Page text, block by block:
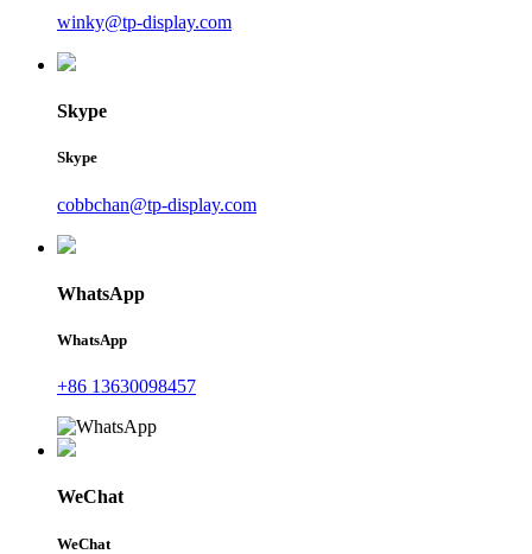
winky@tp-display.com
Skype
Skype
cobbchan@tp-display.com
WhatsApp
WhatsApp
+86 13630098457
WeChat
WeChat